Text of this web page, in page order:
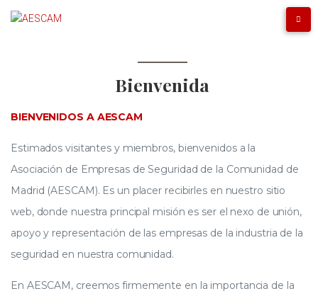
Bienvenida
BIENVENIDOS A AESCAM
Estimados visitantes y miembros, bienvenidos a la
Asociación de Empresas de Seguridad de la Comunidad de
Madrid (AESCAM). Es un placer recibirles en nuestro sitio
web, donde nuestra principal misión es ser el nexo de unión,
apoyo y representación de las empresas de la industria de la
seguridad en nuestra comunidad.
En AESCAM, creemos firmemente en la importancia de la